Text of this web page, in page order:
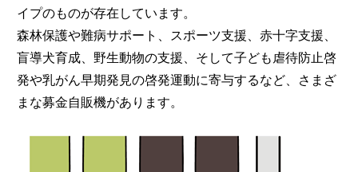
イプのものが存在しています。
森林保護や難病サポート、スポーツ支援、赤十字支援、
盲導犬育成、野生動物の支援、そして子ども虐待防止啓
発や乳がん早期発見の啓発運動に寄与するなど、さまざ
まな募金自販機があります。